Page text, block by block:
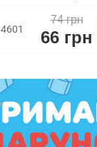
4601
74 грн
66 грн